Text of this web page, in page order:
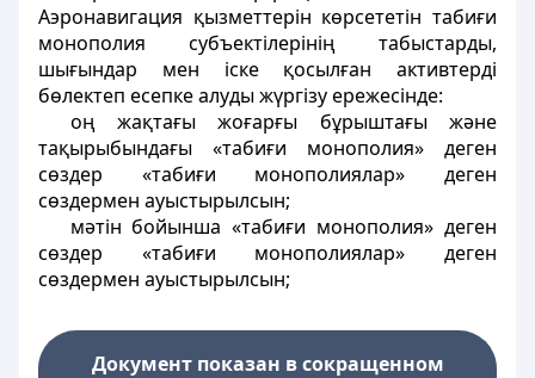
Аэронавигация қызметтерін көрсететін табиғи
монополия субъектілерінің табыстарды,
шығындар мен іске қосылған активтерді
бөлектеп есепке алуды жүргізу ережесінде:
оң жақтағы жоғарғы бұрыштағы және
тақырыбындағы «табиғи монополия» деген
сөздер «табиғи монополиялар» деген
сөздермен ауыстырылсын;
мәтін бойынша «табиғи монополия» деген
сөздер «табиғи монополиялар» деген
сөздермен ауыстырылсын;
Документ показан в сокращенном